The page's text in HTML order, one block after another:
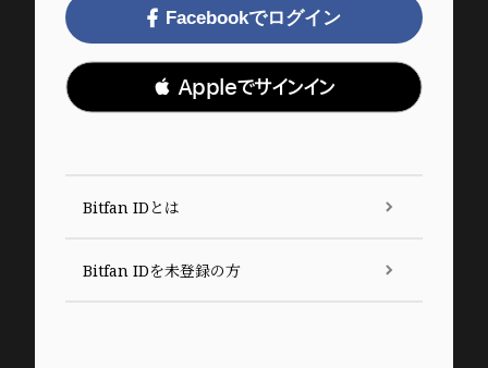
Facebookでログイン
 Appleでサインイン
Bitfan IDとは
Bitfan IDを未登録の方